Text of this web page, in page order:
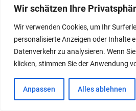
Wir schätzen Ihre
Wir verwenden Cookies, um Ihr
personalisierte Anzeigen oder Inhalte
Datenverkehr zu analysieren. Wenn
klicken, stimmen Sie der Anwendung
Anpassen Alles ablehnen
Anfrage Auskunft darüber,
personenbezogenen Daten
Person gespeichert sind.
löscht der für die
personenbezogene Daten
Hinweis der betroffenen